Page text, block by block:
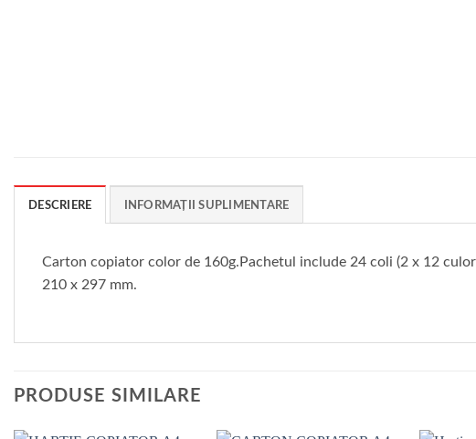
DESCRIERE INFORMAȚII SUPLIMENTARE
Carton copiator color de 160g.Pachetul include 24 coli (2 x 12
210 x 297 mm.
PRODUSE SIMILARE